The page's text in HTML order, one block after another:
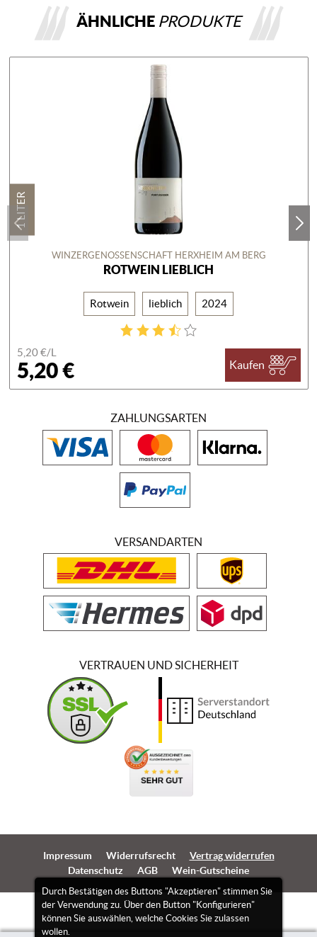
ÄHNLICHE PRODUKTE
1 LITER
WINZERGENOSSENSCHAFT HERXHEIM AM BERG
ROTWEIN LIEBLICH
Rotwein lieblich 2024
5,20 €/L
5,20 € Kaufen
Durch Bestätigen des Buttons "Akzeptieren" stimmen Sie
der Verwendung zu. Über den Button "Konfigurieren"
können Sie auswählen, welche Cookies Sie zulassen
wollen.
ZAHLUNGSARTEN
VERSANDARTEN
VERTRAUEN UND SICHERHEIT
Impressum Widerrufsrecht
Vertrag widerrufen
Datenschutz
AGB Wein-Gutscheine